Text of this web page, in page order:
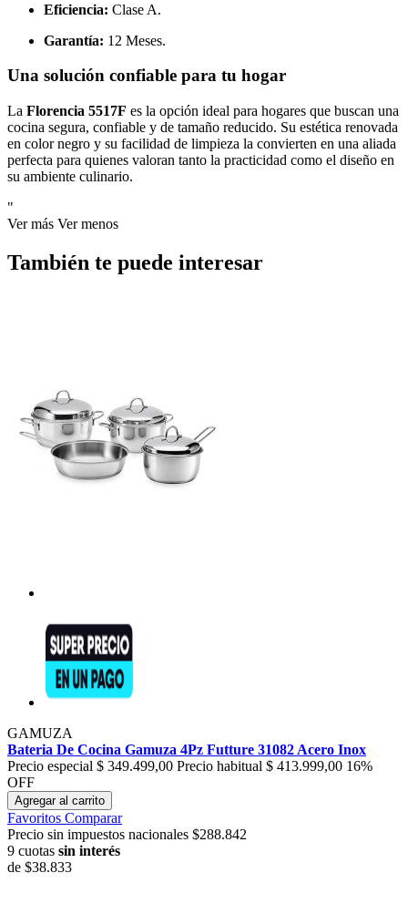
Eficiencia: Clase A.
Garantía: 12 Meses.
Una solución confiable para tu hogar
La Florencia 5517F es la opción ideal para hogares que buscan una
cocina segura, confiable y de tamaño reducido. Su estética renovada
en color negro y su facilidad de limpieza la convierten en una aliada
perfecta para quienes valoran tanto la practicidad como el diseño en
su ambiente culinario.
"
Ver más Ver menos
También te puede interesar
GAMUZA
Bateria De Cocina Gamuza 4Pz Futture 31082 Acero Inox
Precio especial $ 349.499,00 Precio habitual $ 413.999,00 16%
OFF
Agregar al carrito
Favoritos Comparar
Precio sin impuestos nacionales $288.842
9 cuotas sin interés
de $38.833